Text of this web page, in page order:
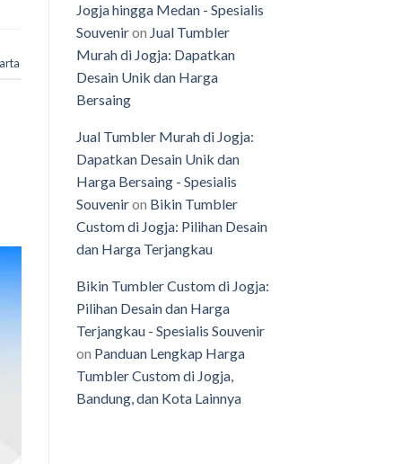
Jogja hingga Medan - Spesialis
Souveniron Jual Tumbler
Murah di Jogja: Dapatkan
Desain Unik dan Harga
Bersaing
Jual Tumbler Murah di Jogja:
Dapatkan Desain Unik dan
Harga Bersaing - Spesialis
Souveniron Bikin Tumbler
Custom di Jogja: Pilihan Desain
dan Harga Terjangkau
Bikin Tumbler Custom di Jogja:
Pilihan Desain dan Harga
Terjangkau - Spesialis Souvenir
on Panduan Lengkap Harga
Tumbler Custom di Jogja,
Bandung, dan Kota Lainnya